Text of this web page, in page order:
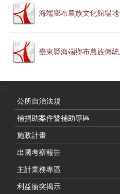
海端鄉布農族文化館場
臺東縣海端鄉布農族傳
:::
公所自治法規
補捐助案件暨補助專區
施政計畫
出國考察報告
主計業務專區
利益衝突揭示